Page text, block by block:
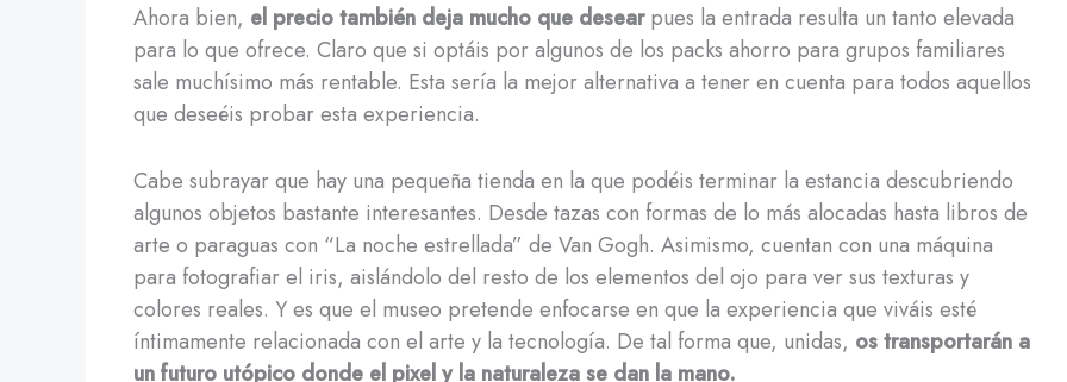
Ahora bien, el precio también deja mucho que desearpues la entrada resulta un tanto elevada
para lo que ofrece. Claro que si optáis por algunos de los packs ahorro para grupos familiares
sale muchísimo más rentable. Esta sería la mejor alternativa a tener en cuenta para todos aquellos
que deseéis probar esta experiencia.
Cabe subrayar que hay una pequeña tienda en la que podéis terminar la estancia descubriendo
algunos objetos bastante interesantes. Desde tazas con formas de lo más alocadas hasta libros de
arte o paraguas con “La noche estrellada” de Van Gogh. Asimismo, cuentan con una máquina
para fotografiar el iris, aislándolo del resto de los elementos del ojo para ver sus texturas y
colores reales. Y es que el museo pretende enfocarse en que la experiencia que viváis esté
íntimamente relacionada con el arte y la tecnología. De tal forma que, unidas, os transportarán a
un futuro utópico donde el pixel y la naturaleza se dan la mano.